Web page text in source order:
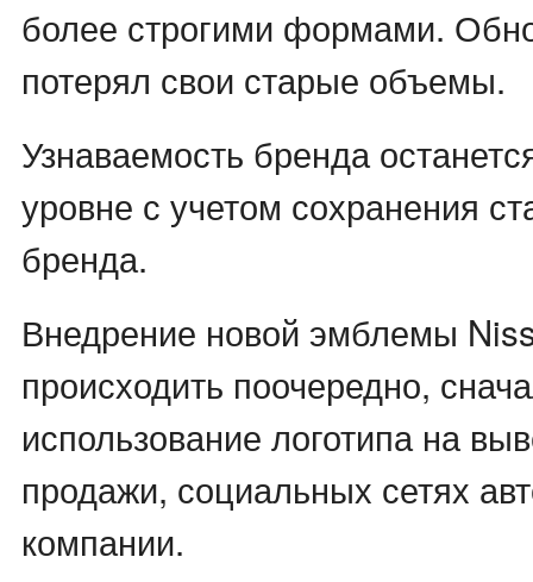
более строгими формами.
потерял свои старые объемы.
Узнаваемость бренда
уровне с учетом сохранения
бренда.
Внедрение новой эмблемы
происходить поочередно,
использование логотипа на
продажи, социальных сетях
компании.